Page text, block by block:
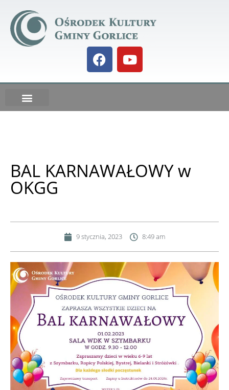
BAL KARNAWAŁOWY w
OKGG
9 stycznia, 2023 8:49 am